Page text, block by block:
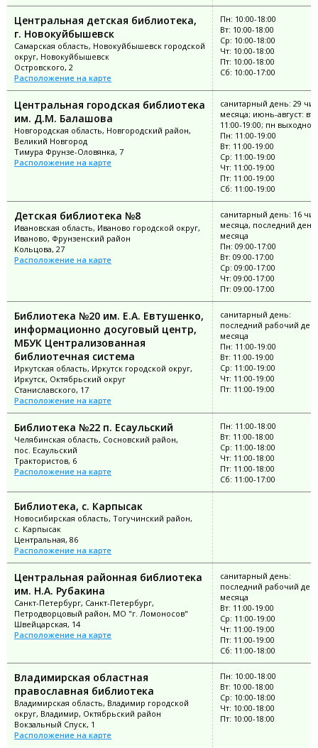
Центральная детская библиотека,
г. Новокуйбышевск
Самарская область, Новокуйбышевск городской
округ, Новокуйбышевск
Островского, 2
Расположение на карте
Пн: 10:00-18:00
Вт: 10:00-18:00
Ср: 10:00-18:00
Чт: 10:00-18:00
Пт: 10:00-18:00
Сб: 10:00-17:00
Центральная городская библиотека
им. Д.М. Балашова
Новгородская область, Новгородский район,
Великий Новгород
Тимура Фрунзе-Оловянка, 7
Расположение на карте
санитарный день: 29
месяца; июнь-август:
11:00-19:00; пн выходной
Пн: 11:00-19:00
Вт: 11:00-19:00
Ср: 11:00-19:00
Чт: 11:00-19:00
Пт: 11:00-19:00
Сб: 11:00-19:00
Детская библиотека №8
Ивановская область, Иваново городской округ,
Иваново, Фрунзенский район
Кольцова, 27
Расположение на карте
санитарный день: 16
месяца, последний день
месяца
Пн: 09:00-17:00
Вт: 09:00-17:00
Ср: 09:00-17:00
Чт: 09:00-17:00
Пт: 09:00-17:00
Библиотека №20 им. Е.А. Евтушенко,
информационно досуговый центр,
МБУК Централизованная
библиотечная система
Иркутская область, Иркутск городской округ,
Иркутск, Октябрьский округ
Станиславского, 17
Расположение на карте
санитарный день:
последний рабочий
месяца
Пн: 11:00-19:00
Вт: 11:00-19:00
Ср: 11:00-19:00
Чт: 11:00-19:00
Пт: 11:00-19:00
Библиотека №22 п. Есаульский
Челябинская область, Сосновский район,
пос. Есаульский
Трактористов, 6
Расположение на карте
Пн: 11:00-18:00
Вт: 11:00-18:00
Ср: 11:00-18:00
Чт: 11:00-18:00
Пт: 11:00-18:00
Сб: 11:00-17:00
Библиотека, с. Карпысак
Новосибирская область, Тогучинский район,
с. Карпысак
Центральная, 86
Расположение на карте
Центральная районная библиотека
им. Н.А. Рубакина
Санкт-Петербург, Санкт-Петербург,
Петродворцовый район, МО "г. Ломоносов"
Швейцарская, 14
Расположение на карте
санитарный день:
последний рабочий
месяца
Вт: 11:00-19:00
Ср: 11:00-19:00
Чт: 11:00-19:00
Пт: 11:00-19:00
Сб: 11:00-18:00
Владимирская областная
православная библиотека
Владимирская область, Владимир городской
округ, Владимир, Октябрьский район
Вокзальный Спуск, 1
Расположение на карте
Пн: 10:00-18:00
Вт: 10:00-18:00
Ср: 10:00-18:00
Чт: 10:00-18:00
Пт: 10:00-18:00